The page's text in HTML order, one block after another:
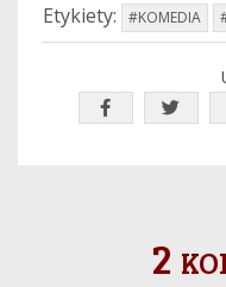
Etykiety: #KOMEDIA
2